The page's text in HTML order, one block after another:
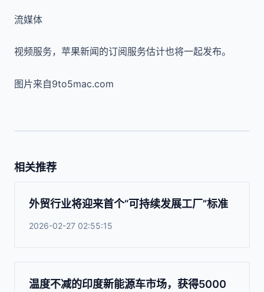
流媒体
视频服务，苹果新闻的订阅服务估计也将一起发布。
图片来自9to5mac.com
相关推荐
外贸行业将迎来首个“可持续发展工厂”标准
2026-02-27 02:55:15
温度不减的印度新能源车市场，获得5000